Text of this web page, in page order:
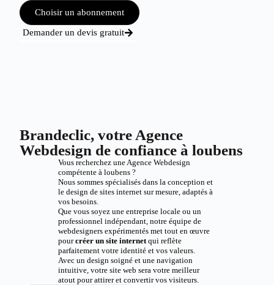
Choisir un abonnement
Demander un devis gratuit
Brandeclic, votre Agence
Webdesign de confiance à loubens
Vous recherchez une Agence Webdesign
compétente à loubens ?
Nous sommes spécialisés dans la conception et
le design de sites internet sur mesure, adaptés à
vos besoins.
Que vous soyez une entreprise locale ou un
professionnel indépendant, notre équipe de
webdesigners expérimentés met tout en œuvre
pourcréer un site internetqui reflète
parfaitement votre identité et vos valeurs.
Avec un design soigné et une navigation
intuitive, votre site web sera votre meilleur
atout pour attirer et convertir vos visiteurs.